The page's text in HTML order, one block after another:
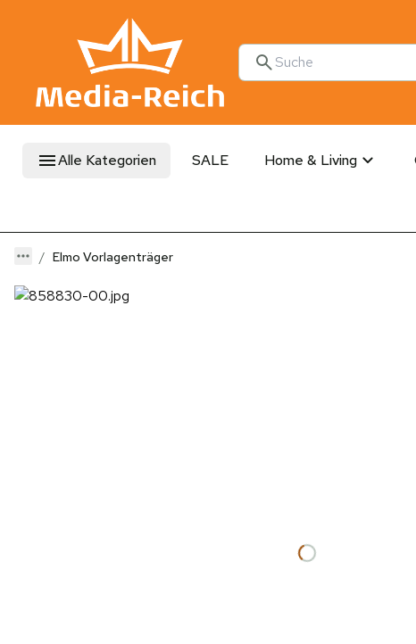
Alle Kategorien SALE Home & Living
Elmo Vorlagenträger